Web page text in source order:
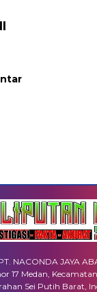
NACONDA JAYA
17 Medan,
Sei Putih Barat,